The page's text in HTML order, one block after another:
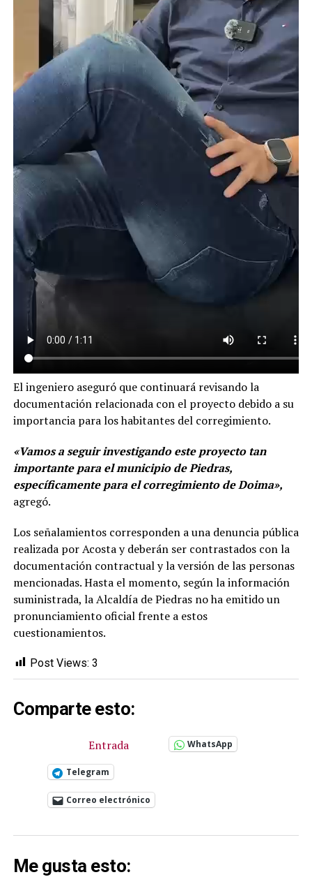
El ingeniero aseguró que continuará revisando la
documentación relacionada con el proyecto debido a su
importancia para los habitantes del corregimiento.
«Vamos a seguir investigando este proyecto tan
importante para el municipio de Piedras,
específicamente para el corregimiento de Doima»,
agregó.
Los señalamientos corresponden a una denuncia pública
realizada por Acosta y deberán ser contrastados con la
documentación contractual y la versión de las personas
mencionadas. Hasta el momento, según la información
suministrada, la Alcaldía de Piedras no ha emitido un
pronunciamiento oficial frente a estos
cuestionamientos.
Post Views: 3
Comparte esto:
Entrada WhatsApp
Telegram
Correo electrónico
Me gusta esto: